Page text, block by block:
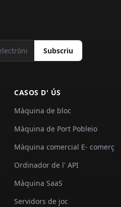
Subscriu
CASOS D' ÚS
Màquina de bloc
Màquina de Port Pobleio
Màquina comercial E- comerç
Ordinador de l' API
Màquina SaaS
Servidors de joc